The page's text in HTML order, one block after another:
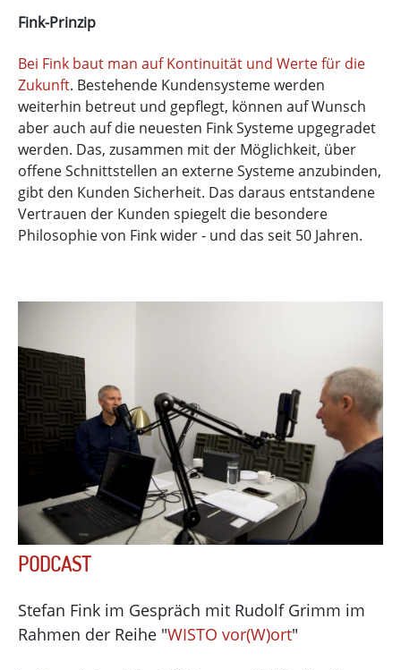
Fink-Prinzip
Bei Fink baut man auf Kontinuität und Werte für die
Zukunft. Bestehende Kundensysteme werden
weiterhin betreut und gepflegt, können auf Wunsch
aber auch auf die neuesten Fink Systeme upgegradet
werden. Das, zusammen mit der Möglichkeit, über
offene Schnittstellen an externe Systeme anzubinden,
gibt den Kunden Sicherheit. Das daraus entstandene
Vertrauen der Kunden spiegelt die besondere
Philosophie von Fink wider - und das seit 50 Jahren.
PODCAST
Stefan Fink im Gespräch mit Rudolf Grimm im
Rahmen der Reihe "WISTO vor(W)ort"